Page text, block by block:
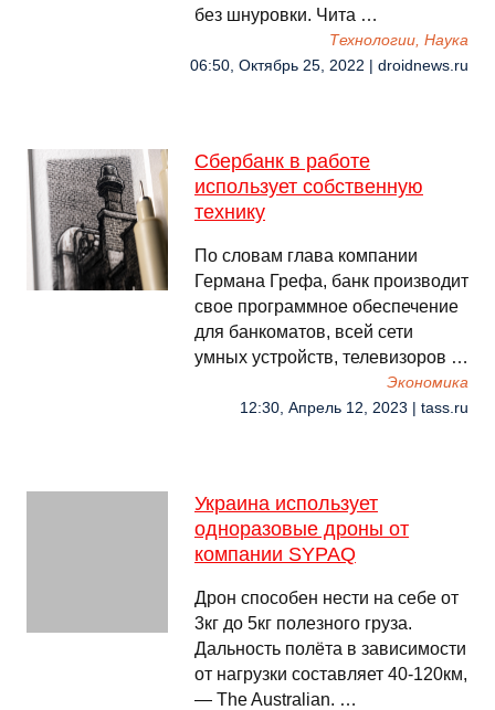
без шнуровки. Чита …
Технологии, Наука
06:50, Октябрь 25, 2022 | droidnews.ru
Сбербанк в работе
использует собственную
технику
По словам глава компании
Германа Грефа, банк производит
свое программное обеспечение
для банкоматов, всей сети
умных устройств, телевизоров …
Экономика
12:30, Апрель 12, 2023 | tass.ru
Украина использует
одноразовые дроны от
компании SYPAQ
Дрон способен нести на себе от
3кг до 5кг полезного груза.
Дальность полёта в зависимости
от нагрузки составляет 40-120км,
— The Australian. …